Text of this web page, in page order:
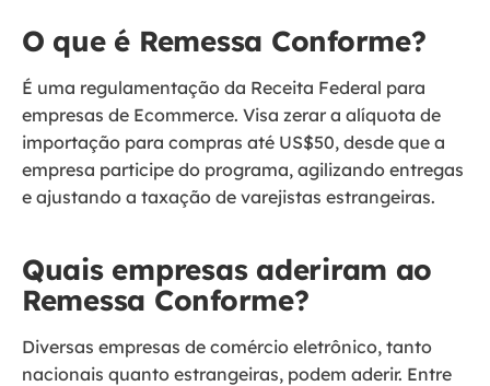
O que é Remessa Conforme?
É uma regulamentação da Receita Federal para
empresas de Ecommerce. Visa zerar a alíquota de
importação para compras até US$50, desde que a
empresa participe do programa, agilizando entregas
e ajustando a taxação de varejistas estrangeiras.
Quais empresas aderiram ao
Remessa Conforme?
Diversas empresas de comércio eletrônico, tanto
nacionais quanto estrangeiras, podem aderir. Entre